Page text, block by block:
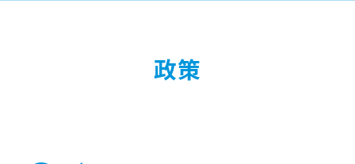
政策